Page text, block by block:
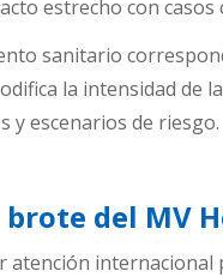
estrecho con casos
sanitario
la intensidad de
y escenarios de riesgo.
del MV
atención